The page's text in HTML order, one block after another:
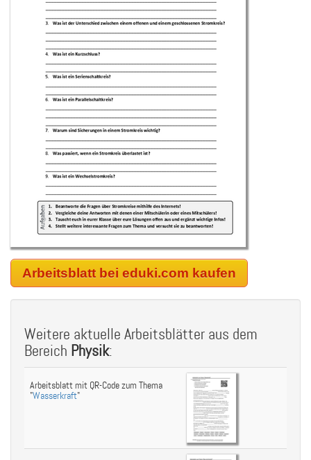
Arbeitsblatt bei eduki.com kaufen
Weitere aktuelle Arbeitsblätter aus dem
Bereich Physik:
Arbeitsblatt mit QR-Code zum Thema
"Wasserkraft"